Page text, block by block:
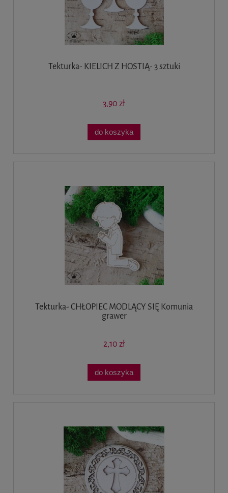
Tekturka- KIELICH Z HOSTIĄ- 3 sztuki
3,90 zł
do koszyka
Tekturka- CHŁOPIEC MODLĄCY SIĘ Komunia
grawer
2,10 zł
do koszyka